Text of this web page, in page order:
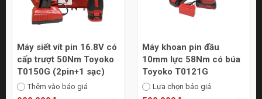
Máy siết vít pin 16.8V có
cấp trượt 50Nm Toyoko
T0150G (2pin+1 sạc)
Thêm vào báo giá
Máy khoan pin đầu
10mm lực 58Nm có búa
Toyoko T0121G
Lựa chọn báo giá